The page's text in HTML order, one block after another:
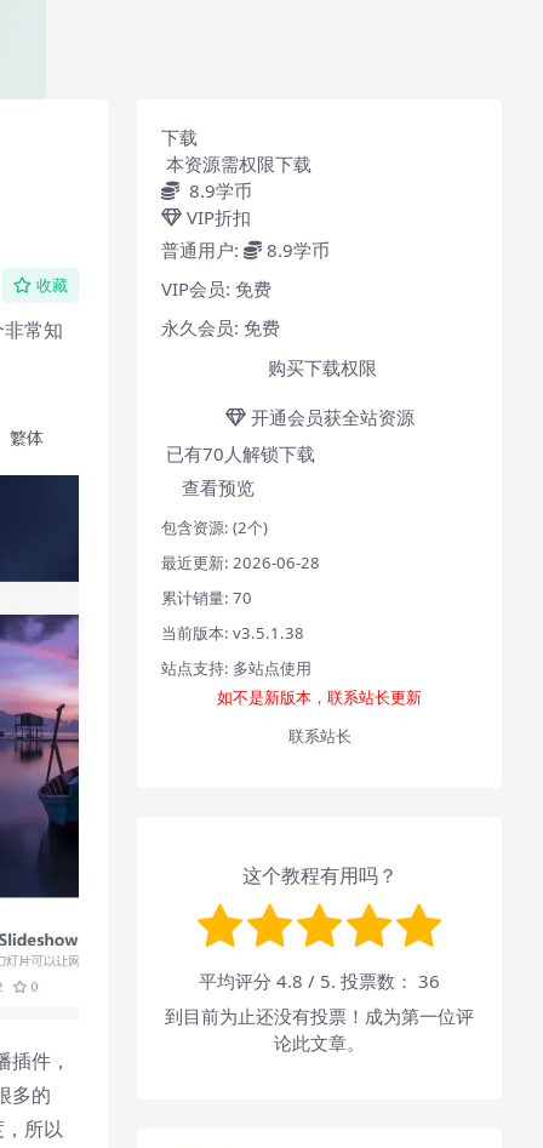
收藏
常知
件，
多的
所以
下载
本资源需权限下载
8.9学币
VIP折扣
普通用户:
8.9学币
VIP会员: 免费
永久会员: 免费
购买下载权限
开通会员获全站资源
已有70 人解锁下载
查看预览
包含资源: (2个)
最近更新: 2026-06-28
累计销量: 70
当前版本: v3.5.1.38
站点支持: 多站点使用
如不是新版本，联系站长更新
联系站长
这个教程有用吗？
平均评分 4.8 / 5. 投票数： 36
到目前为止还没有投票！成为第一位评
论此文章。